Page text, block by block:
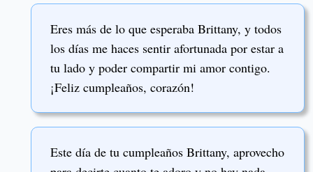
Eres más de lo que esperaba Brittany, y todos
los días me haces sentir afortunada por estar a
tu lado y poder compartir mi amor contigo.
¡Feliz cumpleaños, corazón!
Este día de tu cumpleaños Brittany, aprovecho